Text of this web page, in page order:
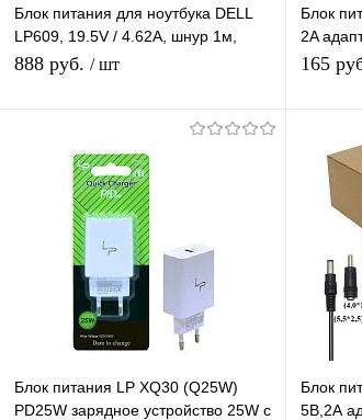
Блок питания для ноутбука DELL
LP609, 19.5V / 4.62A, шнур 1м,
штекер 4.5*3.0
888 руб. / шт
Купить в 1 клик
В избранное
Блок
2A
штекер
165
В
Блок питания LP XQ30 (Q25W)
PD25W зарядное устройство 25W с
Блок
5В,2А